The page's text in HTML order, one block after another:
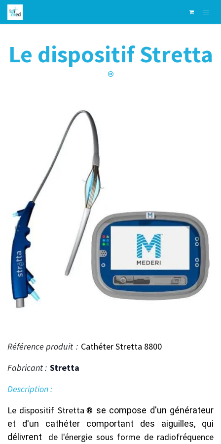
Se rendre au contenu
Le dispositif Stretta
®
Référence produit : Cathéter Stretta 8800
Fabricant : Stretta
Description :
Le dispositif Stretta ® se compose d'un générateur
et d'un cathéter comportant des aiguilles, qui
délivrent
de l'énergie sous forme de radiofréquence